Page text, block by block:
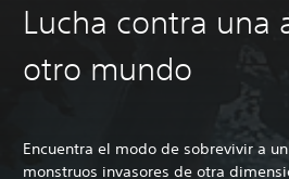
Lucha contra una
otro mundo
Encuentra el modo de sobrevivir a
monstruos invasores de otra